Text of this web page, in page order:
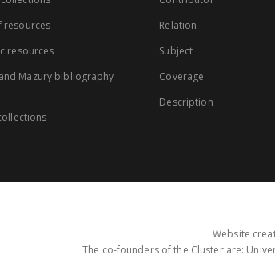
resources
resources
Mazury bibliography
Relation
Subject
Coverage
Description
Website
The co-founders of the Cluster are: